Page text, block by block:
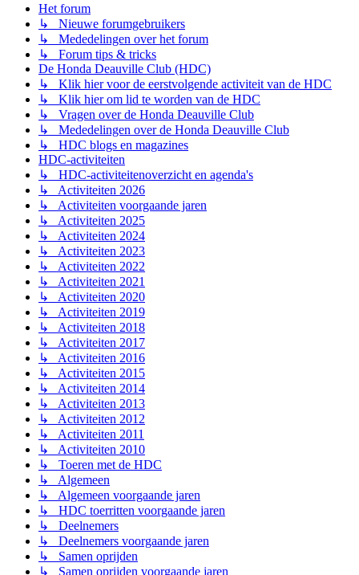
Het forum
↳ Nieuwe forumgebruikers
↳ Mededelingen over het forum
↳ Forum tips & tricks
De Honda Deauville Club (HDC)
↳ Klik hier voor de eerstvolgende activiteit van de HDC
↳ Klik hier om lid te worden van de HDC
↳ Vragen over de Honda Deauville Club
↳ Mededelingen over de Honda Deauville Club
↳ HDC blogs en magazines
HDC-activiteiten
↳ HDC-activiteitenoverzicht en agenda's
↳ Activiteiten 2026
↳ Activiteiten voorgaande jaren
↳ Activiteiten 2025
↳ Activiteiten 2024
↳ Activiteiten 2023
↳ Activiteiten 2022
↳ Activiteiten 2021
↳ Activiteiten 2020
↳ Activiteiten 2019
↳ Activiteiten 2018
↳ Activiteiten 2017
↳ Activiteiten 2016
↳ Activiteiten 2015
↳ Activiteiten 2014
↳ Activiteiten 2013
↳ Activiteiten 2012
↳ Activiteiten 2011
↳ Activiteiten 2010
↳ Toeren met de HDC
↳ Algemeen
↳ Algemeen voorgaande jaren
↳ HDC toerritten voorgaande jaren
↳ Deelnemers
↳ Deelnemers voorgaande jaren
↳ Samen oprijden
↳ Samen oprijden voorgaande jaren